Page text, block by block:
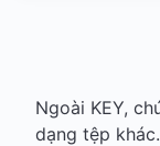
Ngoài KEY,
dạng tệp